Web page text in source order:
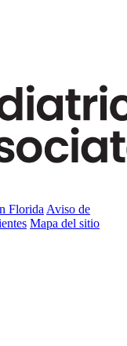
Florida Aviso de
Mapa del sitio